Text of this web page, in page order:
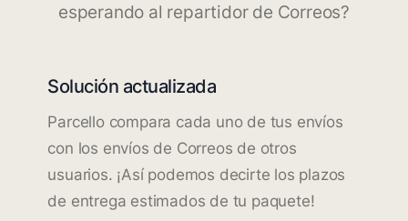
esperando al repartidor de Correos?
Solución actualizada
Parcello compara cada uno de tus envíos
con los envíos de Correos de otros
usuarios. ¡Así podemos decirte los plazos
de entrega estimados de tu paquete!